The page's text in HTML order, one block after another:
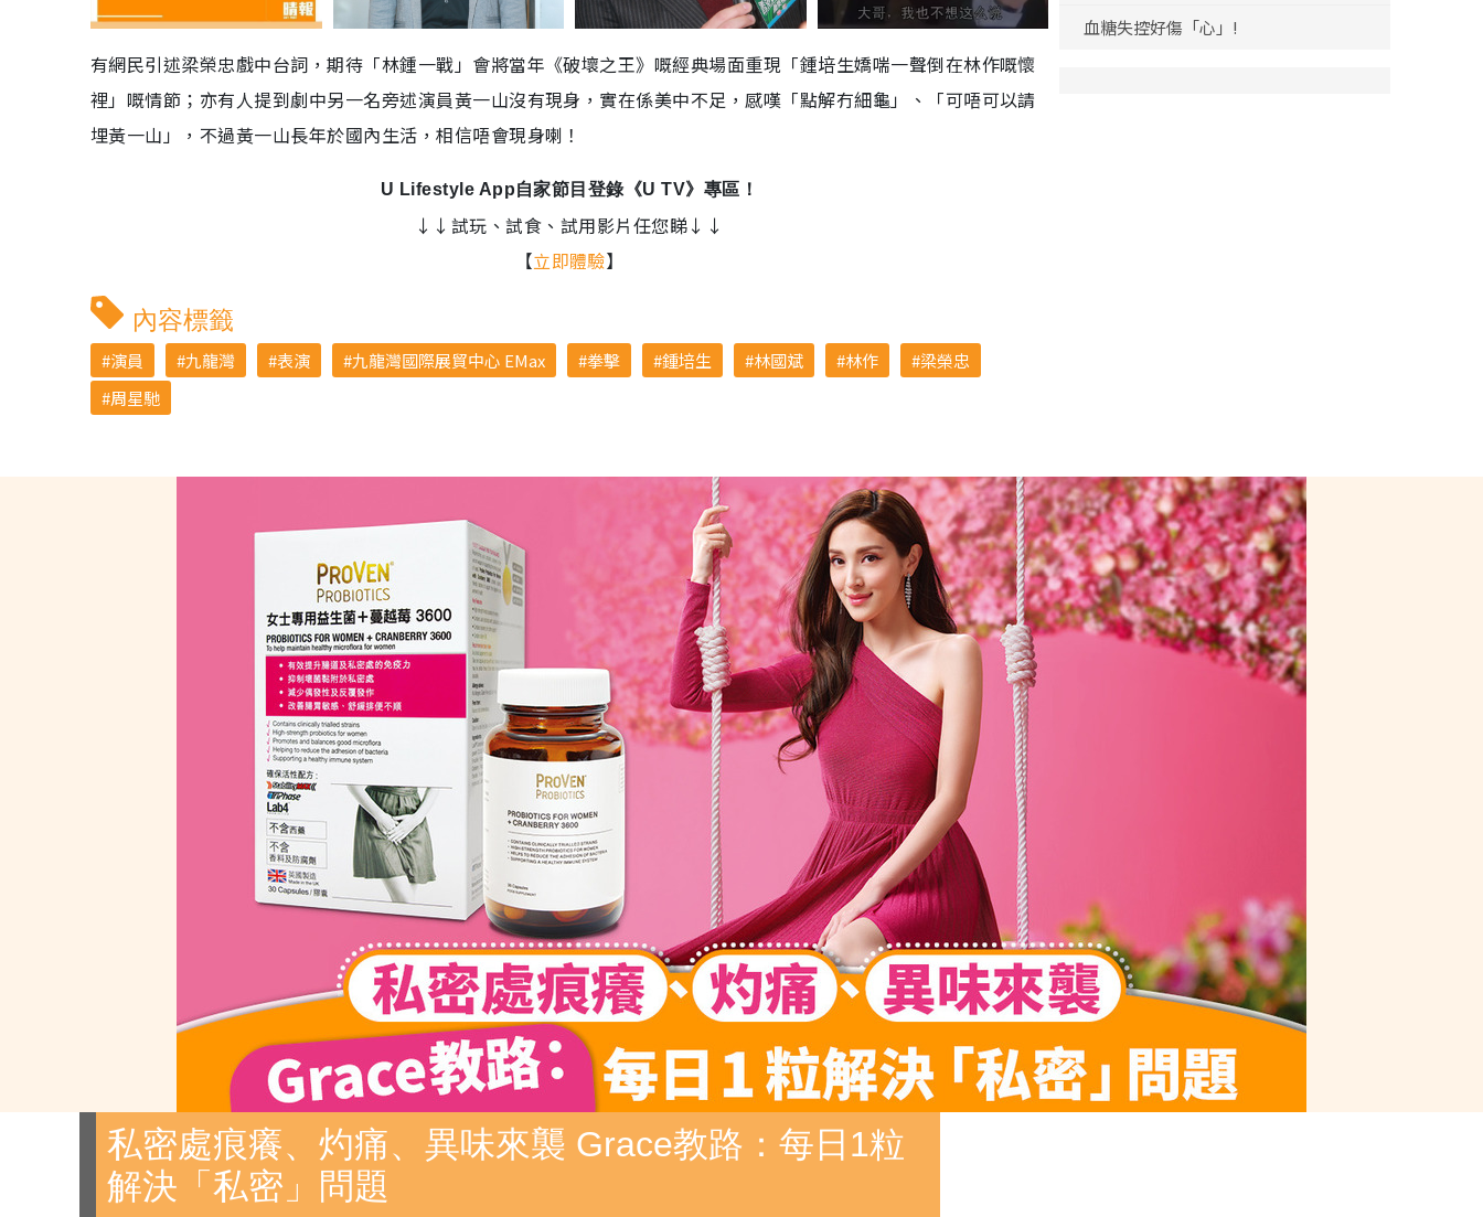
有網民引述梁榮忠戲中台詞，期待「林鍾一戰」會將當年《破壞之王》嘅經典場面重現「鍾培生嬌喘一聲倒在林作嘅懷
裡」嘅情節；亦有人提到劇中另一名旁述演員黃一山沒有現身，實在係美中不足，感嘆「點解冇細龜」、「可唔可以請
埋黃一山」，不過黃一山長年於國內生活，相信唔會現身喇！
U Lifestyle App自家節目登錄《U TV》專區！
↓↓試玩、試食、試用影片任您睇↓↓
【立即體驗】
內容標籤
演員 九龍灣 表演 九龍灣國際展貿中心 EMax 拳擊 鍾培生 林國斌 林作
梁榮忠
周星馳
血糖失控好傷「心」!
私密處痕癢、灼痛、異味來襲 Grace教路：每日1粒
解決「私密」問題